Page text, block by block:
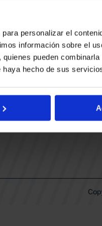
personalizar el
información sobre el
pueden
haya hecho de sus
BASKONIA-ALAVÉS
Gasteiz